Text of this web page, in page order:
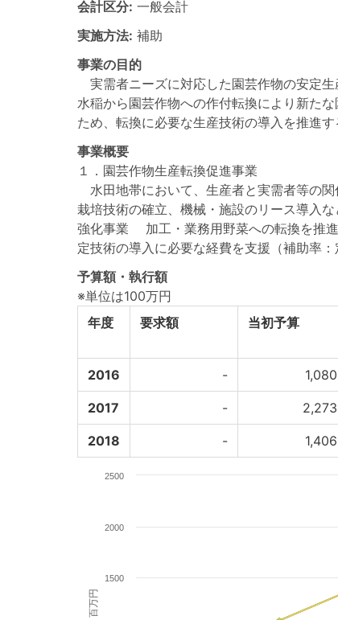
会計区分: 一般会計
実施方法: 補助
事業の目的
実需者ニーズに対応した園芸作物の安定生
水稲から園芸作物への作付転換により新た
ため、転換に必要な生産技術の導入を推進す
事業概要
１．園芸作物生産転換促進事業
水田地帯において、生産者と実需者等の
栽培技術の確立、機械・施設のリース導入
強化事業 加工・業務用野菜への転換を推進
定技術の導入に必要な経費を支援（補助率：
予算額・執行額
※単位は100万円
年度
要求額 当初予算
2016 - 1,080
2017 - 2,273
2018 - 1,406
百万円
1500
2000
2500